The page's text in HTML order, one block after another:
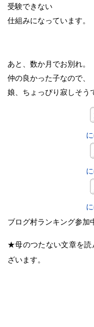
受験できない
仕組みになっています。
あと、数か月でお別れ。
仲の良かった子なので、
娘、ちょっぴり寂しそう
ブログ村ランキング参加
★母のつたない文章を読
ざいます。